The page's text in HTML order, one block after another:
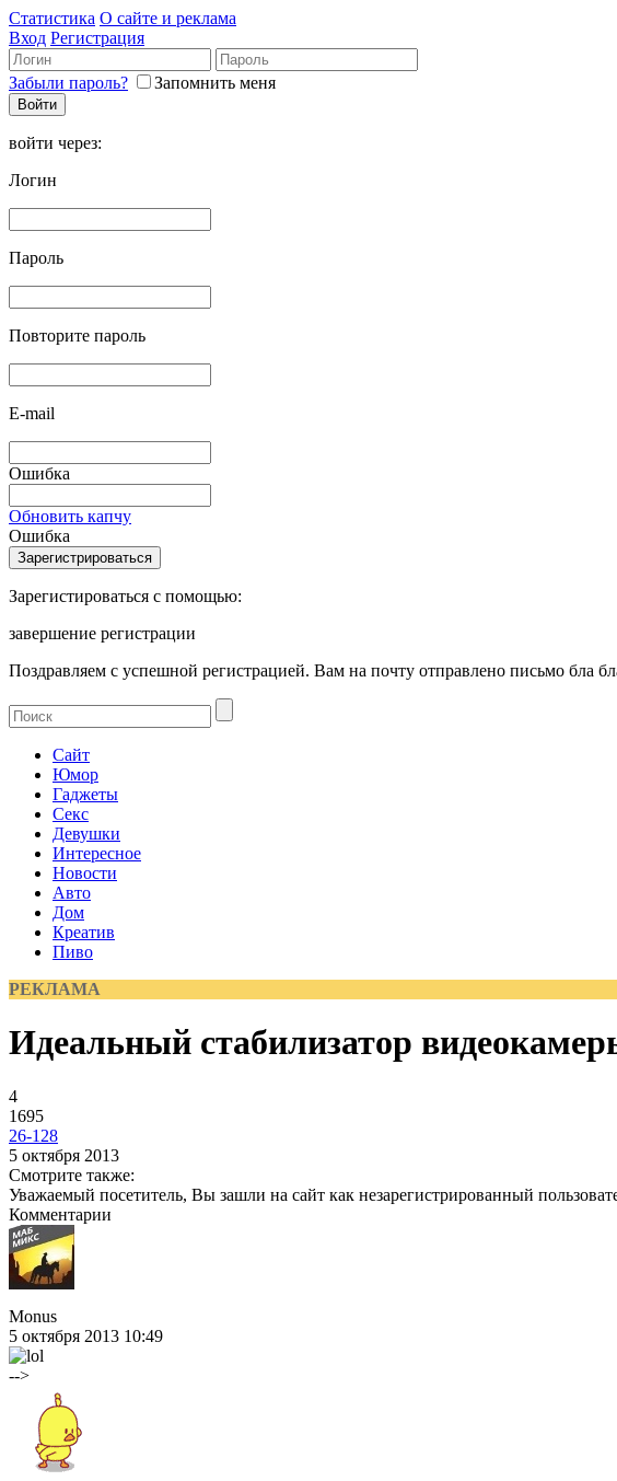
Статистика О сайте и реклама
Вход Регистрация
Забыли пароль? Запомнить меня
войти через:
Логин
Пароль
Повторите пароль
E-mail
Ошибка
Обновить капчу
Ошибка
Зарегистироваться с помощью:
завершение регистрации
Поздравляем с успешной регистрацией. Вам на почту отправлено письмо бла
Сайт
Юмор
Гаджеты
Секс
Девушки
Интересное
Новости
Авто
Дом
Креатив
Пиво
РЕКЛАМА
Идеальный стабилизатор
4
1695
26-128
5 октября 2013
Смотрите также:
Уважаемый посетитель, Вы зашли на сайт как незарегистрированный
Комментарии
Monus
5 октября 2013 10:49
-->